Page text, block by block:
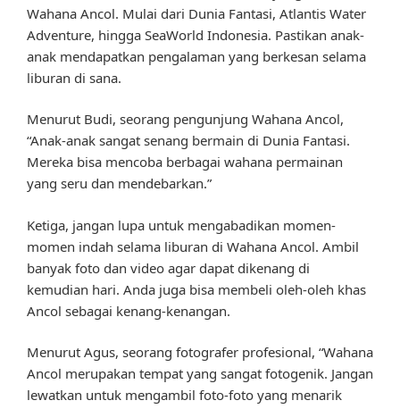
Wahana Ancol. Mulai dari Dunia Fantasi, Atlantis Water
Adventure, hingga SeaWorld Indonesia. Pastikan anak-
anak mendapatkan pengalaman yang berkesan selama
liburan di sana.
Menurut Budi, seorang pengunjung Wahana Ancol,
“Anak-anak sangat senang bermain di Dunia Fantasi.
Mereka bisa mencoba berbagai wahana permainan
yang seru dan mendebarkan.”
Ketiga, jangan lupa untuk mengabadikan momen-
momen indah selama liburan di Wahana Ancol. Ambil
banyak foto dan video agar dapat dikenang di
kemudian hari. Anda juga bisa membeli oleh-oleh khas
Ancol sebagai kenang-kenangan.
Menurut Agus, seorang fotografer profesional, “Wahana
Ancol merupakan tempat yang sangat fotogenik. Jangan
lewatkan untuk mengambil foto-foto yang menarik